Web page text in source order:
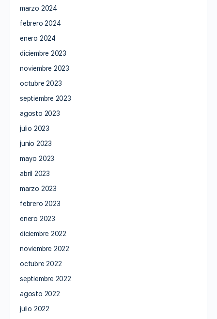
marzo 2024
febrero 2024
enero 2024
diciembre 2023
noviembre 2023
octubre 2023
septiembre 2023
agosto 2023
julio 2023
junio 2023
mayo 2023
abril 2023
marzo 2023
febrero 2023
enero 2023
diciembre 2022
noviembre 2022
octubre 2022
septiembre 2022
agosto 2022
julio 2022